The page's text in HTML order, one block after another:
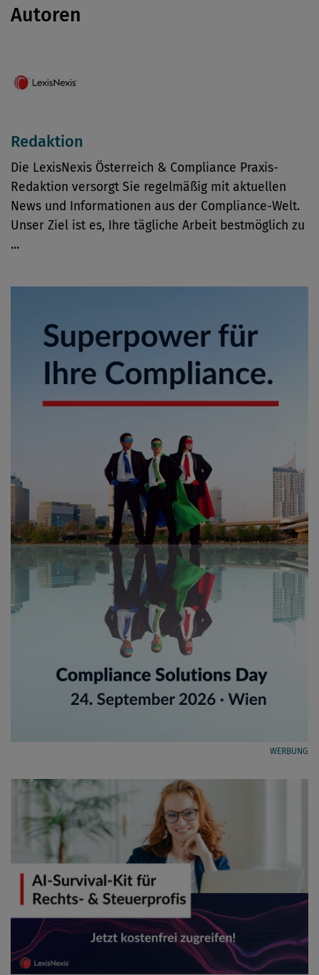
Autoren
Redaktion
Die LexisNexis Österreich & Compliance Praxis-
Redaktion versorgt Sie regelmäßig mit aktuellen
News und Informationen aus der Compliance-Welt.
Unser Ziel ist es, Ihre tägliche Arbeit bestmöglich zu
...
WERBUNG